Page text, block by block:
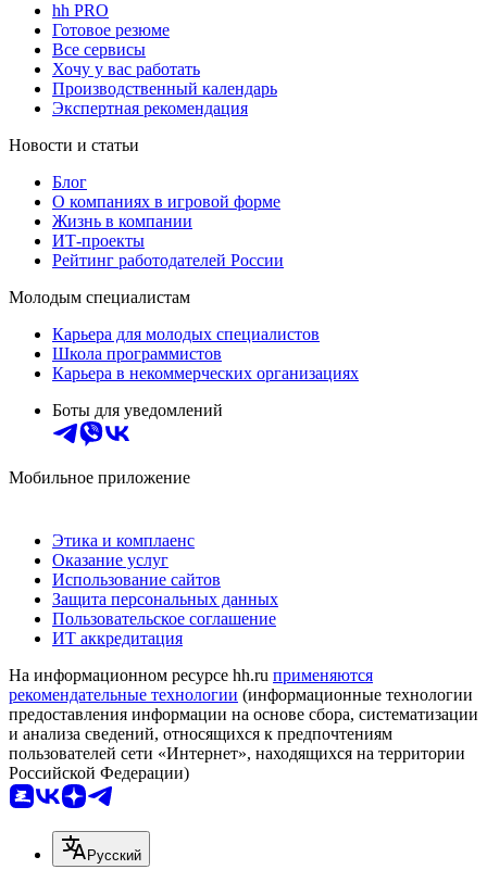
hh PRO
Готовое резюме
Все сервисы
Хочу у вас работать
Производственный календарь
Экспертная рекомендация
Новости и статьи
Блог
О компаниях в игровой форме
Жизнь в компании
ИТ-проекты
Рейтинг работодателей России
Молодым специалистам
Карьера для молодых специалистов
Школа программистов
Карьера в некоммерческих организациях
Боты для уведомлений
Мобильное приложение
Этика и комплаенс
Оказание услуг
Использование сайтов
Защита персональных данных
Пользовательское соглашение
ИТ аккредитация
На информационном ресурсе hh.ru применяются
рекомендательные технологии (информационные технологии
предоставления информации на основе сбора, систематизации
и анализа сведений, относящихся к предпочтениям
пользователей сети «Интернет», находящихся на территории
Российской Федерации)
Русский